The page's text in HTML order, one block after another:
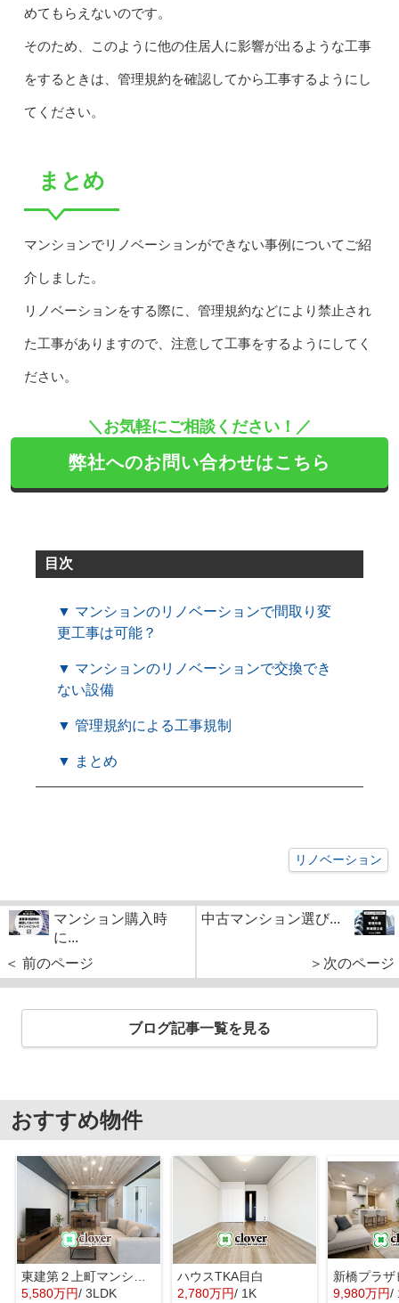
めてもらえないのです。
そのため、このように他の住居人に影響が出るような工事
をするときは、管理規約を確認してから工事するようにし
てください。
まとめ
マンションでリノベーションができない事例についてご紹
介しました。
リノベーションをする際に、管理規約などにより禁止され
た工事がありますので、注意して工事をするようにしてく
ださい。
＼お気軽にご相談ください！／
弊社へのお問い合わせはこちら
目次
▼ マンションのリノベーションで間取り変
更工事は可能？
▼ マンションのリノベーションで交換でき
ない設備
▼ 管理規約による工事規制
▼ まとめ
リノベーション
マンション購入時
に...
＜ 前のページ
中古マンション選び...
＞次のページ
ブログ記事一覧を見る
おすすめ物件
5,580万円/ 3LDK
ハウスTKA目白
2,780万円/ 1K
新橋プラザ
9,980万円/